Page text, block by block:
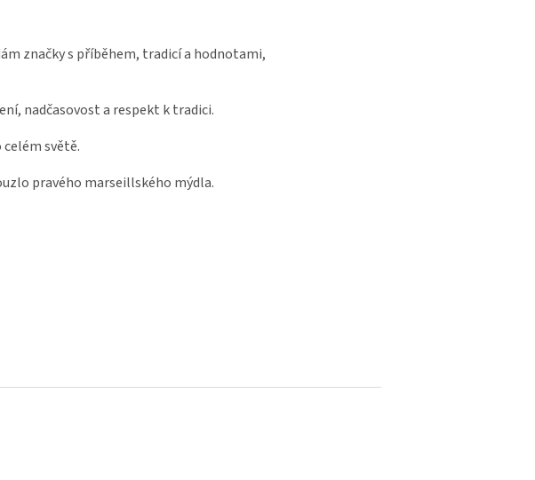
značky s příběhem, tradicí a hodnotami,
nadčasovost a respekt k tradici.
světě.
pravého marseillského mýdla.